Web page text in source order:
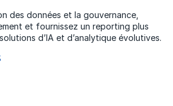
des données et la gouvernance,
et fournissez un reporting plus
d’IA et d’analytique évolutives.